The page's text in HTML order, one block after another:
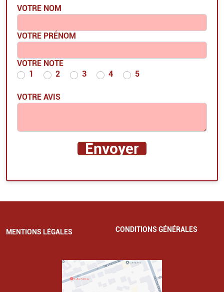
VOTRE NOM
VOTRE PRÉNOM
VOTRE NOTE
1
2 3 4 5
VOTRE AVIS
MENTIONS LÉGALES CONDITIONS GÉNÉRALES